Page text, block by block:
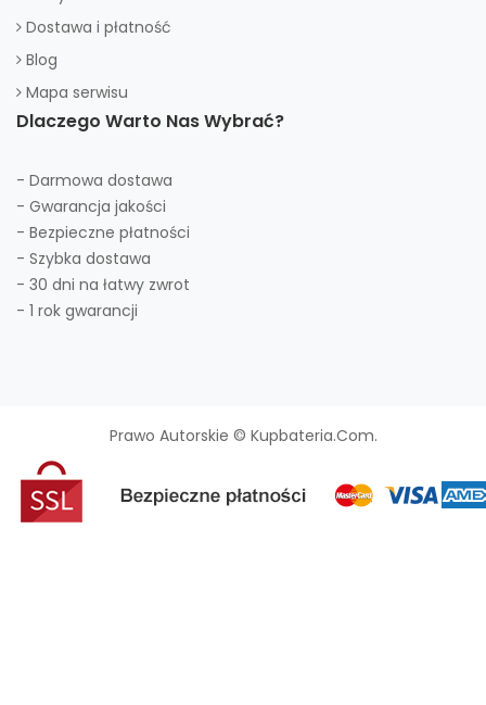
Dostawa i płatność
Blog
Mapa serwisu
Dlaczego Warto Nas Wybrać?
- Darmowa dostawa
- Gwarancja jakości
- Bezpieczne płatności
- Szybka dostawa
- 30 dni na łatwy zwrot
- 1 rok gwarancji
Prawo Autorskie © Kupbateria.com.